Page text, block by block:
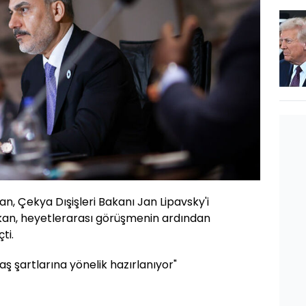
Çekya Dışişleri Bakanı Jan Lipavsky'i
heyetlerarası görüşmenin ardından
şartlarına yönelik hazırlanıyor"